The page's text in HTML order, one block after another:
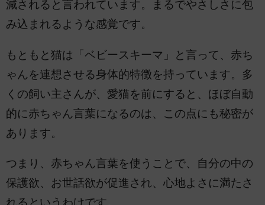
減されると言われています。まるでやさしさに包
み込まれるような感覚です。
もともと猫は「ベビースキーマ」と言って、赤ち
ゃんを連想させる身体的特徴を持っています。多
くの飼い主さんが、愛猫を前にすると、ほぼ自動
的に赤ちゃん言葉になるのは、この点にも秘密が
あります。
つまり、赤ちゃん言葉を使うことで、自分の中の
保護欲、お世話欲が促進され、心地よさに満たさ